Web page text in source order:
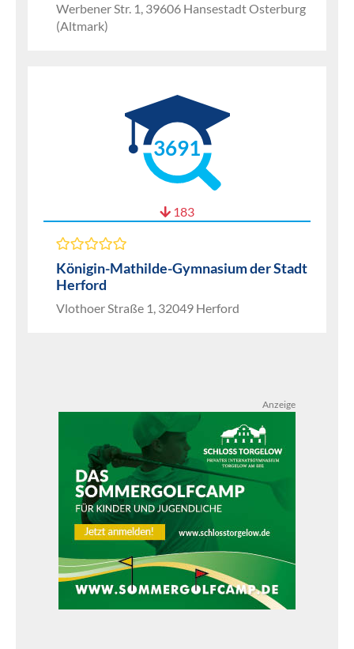
Werbener Str. 1, 39606 Hansestadt Osterburg
(Altmark)
3691
183
Königin-Mathilde-Gymnasium der Stadt
Herford
Vlothoer Straße 1, 32049 Herford
Anzeige